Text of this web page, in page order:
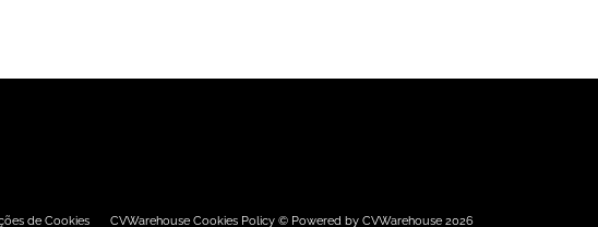
de Cookies CVWarehouse Cookies Policy © Powered by CVWarehouse 2026